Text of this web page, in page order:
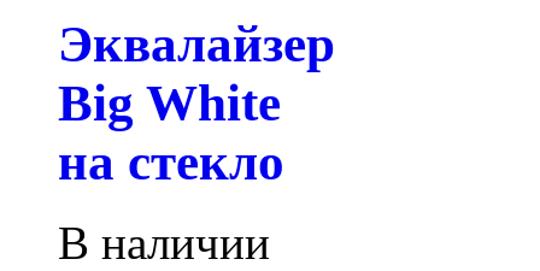
Эквалайзер
Big White
на стекло
В наличии